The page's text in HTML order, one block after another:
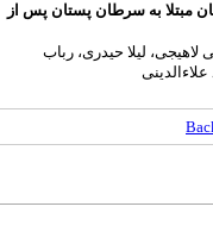
به سرطان پستان پس از
لیلا حیدری، رباب